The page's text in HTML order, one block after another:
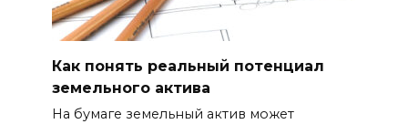
Как понять реальный потенциал
земельного актива
На бумаге земельный актив может